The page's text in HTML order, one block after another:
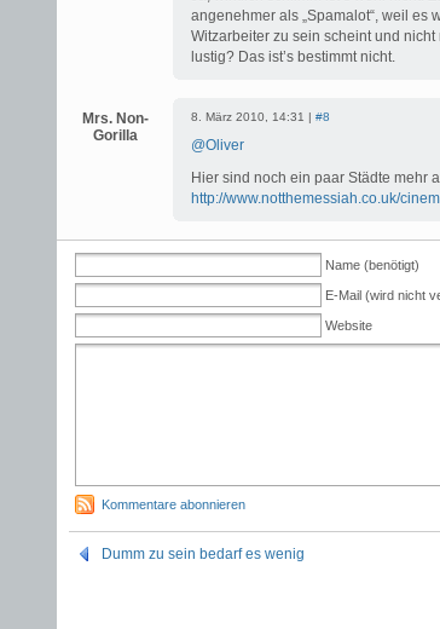
angenehmer als „Spamalot“, weil es
Witzarbeiter zu sein scheint und
lustig? Das ist’s bestimmt nicht.
Mrs. Non-
Gorilla
8. März 2010, 14:31 | #8
@Oliver
Hier sind noch ein paar Städte mehr
http://www.notthemessiah.co.uk/
Name (benötigt)
E-Mail (wird nicht
Website
Kommentare abonnieren
Dumm zu sein bedarf es wenig